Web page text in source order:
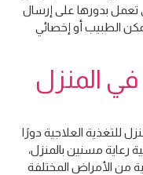
تعمل بدورها على إرسال
الطبيب أو إخصائي
في المنزل
للتغذية العلاجية دورًا
رعاية مسنين بالمنزل،
من الأمراض المختلفة